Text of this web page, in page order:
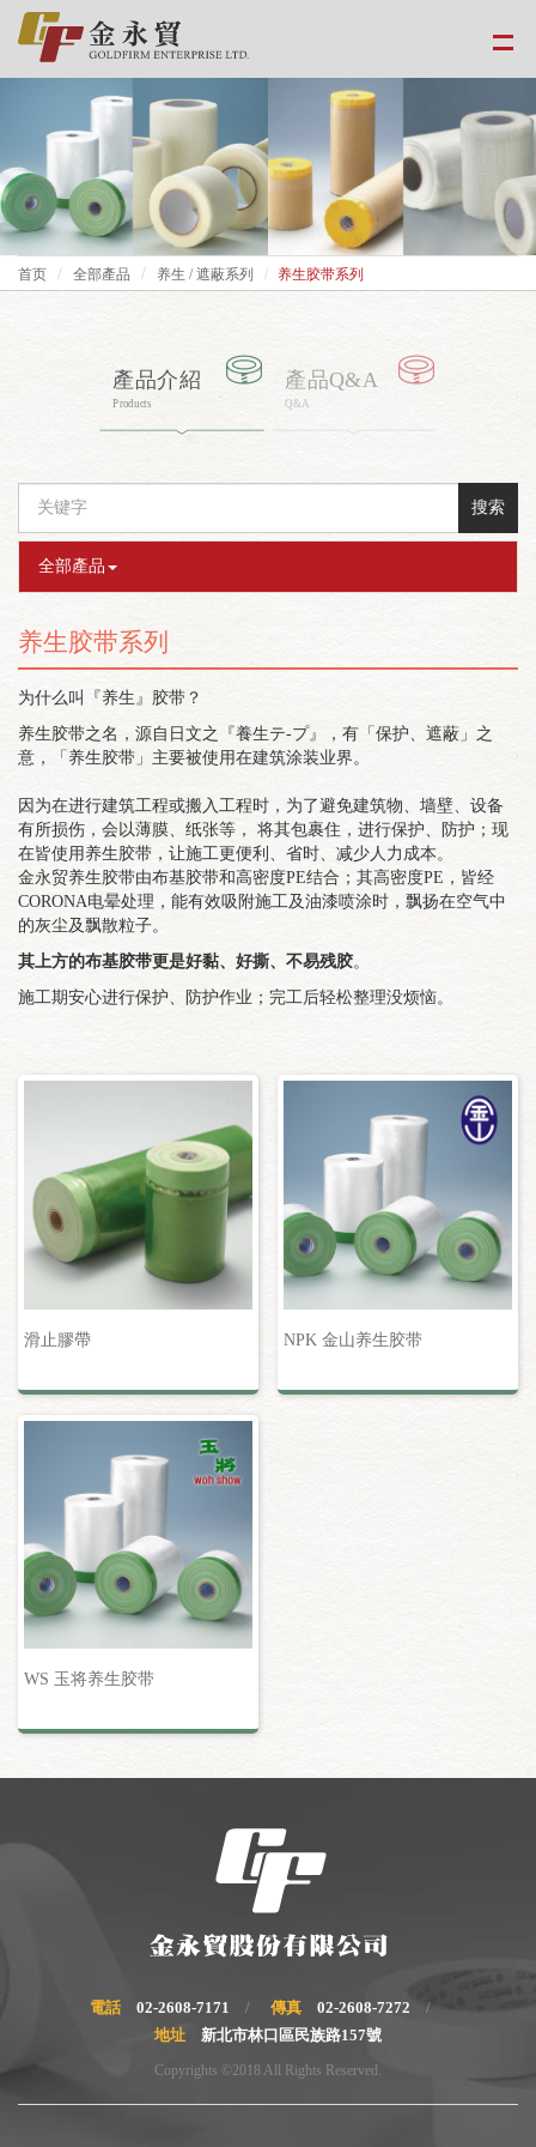
首页 全部產品 养生 / 遮蔽系列 养生胶带系列
產品介紹
Products
產品Q&A
Q&A
搜索
全部產品
养生胶带系列
为什么叫『养生』胶带？
养生胶带之名，源自日文之『養生テ-プ』，有「保护、遮蔽」之
意，「养生胶带」主要被使用在建筑涂装业界。
因为在进行建筑工程或搬入工程时，为了避免建筑物、墙壁、设备
有所损伤，会以薄膜、纸张等， 将其包裹住，进行保护、防护；现
在皆使用养生胶带，让施工更便利、省时、减少人力成本。
金永贸养生胶带由布基胶带和高密度PE结合；其高密度PE，皆经
CORONA电晕处理，能有效吸附施工及油漆喷涂时，飘扬在空气中
的灰尘及飘散粒子。
其上方的布基胶带更是好黏、好撕、不易残胶。
施工期安心进行保护、防护作业；完工后轻松整理没烦恼。
滑止膠帶 NPK 金山养生胶带
WS 玉将养生胶带
電話 02-2608-7171 傳真
02-2608-7272
地址
新北市林口區民族路157號
Copyrights ©2018 All Rights Reserved.